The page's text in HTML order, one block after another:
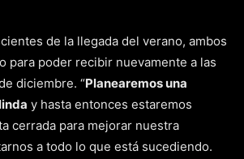
de la llegada del verano, ambos
para poder recibir nuevamente a las
diciembre. “Planearemos una
y hasta entonces estaremos
cerrada para mejorar nuestra
a todo lo que está sucediendo.